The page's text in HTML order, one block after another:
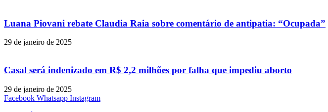
Luana Piovani rebate Claudia Raia sobre comentário de antipatia: “Ocupada”
29 de janeiro de 2025
Casal será indenizado em R$ 2,2 milhões por falha que impediu aborto
29 de janeiro de 2025
Facebook Whatsapp Instagram